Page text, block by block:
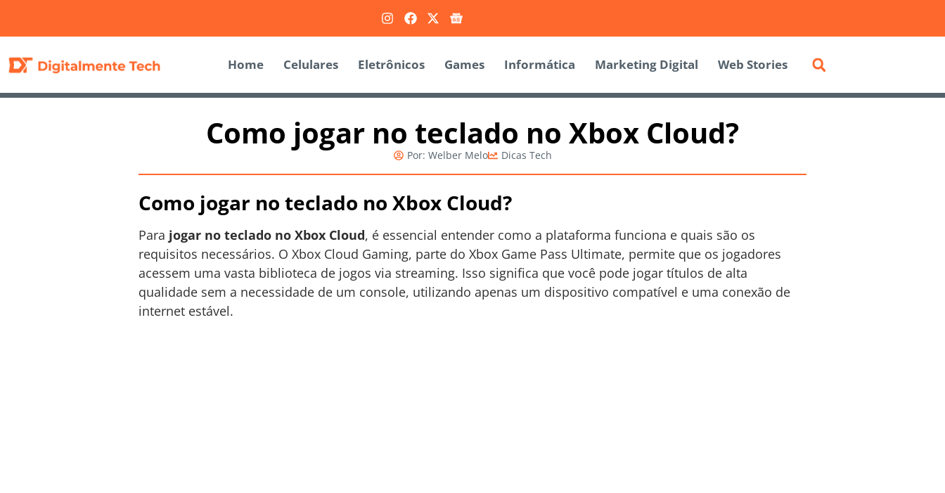
Home Celulares Eletrônicos Games Informática Marketing Digital Web Stories
Como jogar no teclado no Xbox Cloud?
Por: Welber Melo Dicas Tech
Como jogar no teclado no Xbox Cloud?
Para jogar no teclado no Xbox Cloud, é essencial entender como a plataforma funciona e quais são os
requisitos necessários. O Xbox Cloud Gaming, parte do Xbox Game Pass Ultimate, permite que os jogadores
acessem uma vasta biblioteca de jogos via streaming. Isso significa que você pode jogar títulos de alta
qualidade sem a necessidade de um console, utilizando apenas um dispositivo compatível e uma conexão de
internet estável.